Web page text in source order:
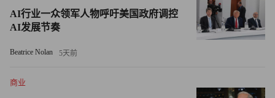
电网，不断在行业内取得突破。
2019年7月，华朋研制成功世界首台40000kVA 110kV干式变
压器，以其环保、可靠和安全特性，改变了大型城市高层建
2020年，华朋110kV电压等级变压器被工信部评为制造业单
AI行业一众领军人物呼吁美国政府调控
AI发展节奏
Beatrice Nolan 5天前
商业